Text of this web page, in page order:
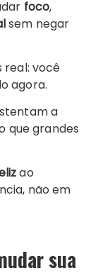
foco,
sem negar
você
agora.
a
que grandes
ao
não em
sua